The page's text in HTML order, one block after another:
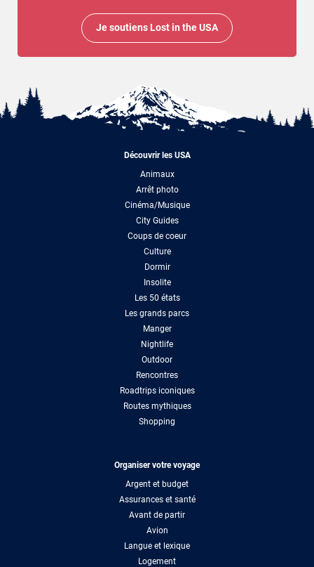
Je soutiens Lost in the USA
Découvrir les USA
Animaux
Arrêt photo
Cinéma/Musique
City Guides
Coups de coeur
Culture
Dormir
Insolite
Les 50 états
Les grands parcs
Manger
Nightlife
Outdoor
Rencontres
Roadtrips iconiques
Routes mythiques
Shopping
Organiser votre voyage
Argent et budget
Assurances et santé
Avant de partir
Avion
Langue et lexique
Logement